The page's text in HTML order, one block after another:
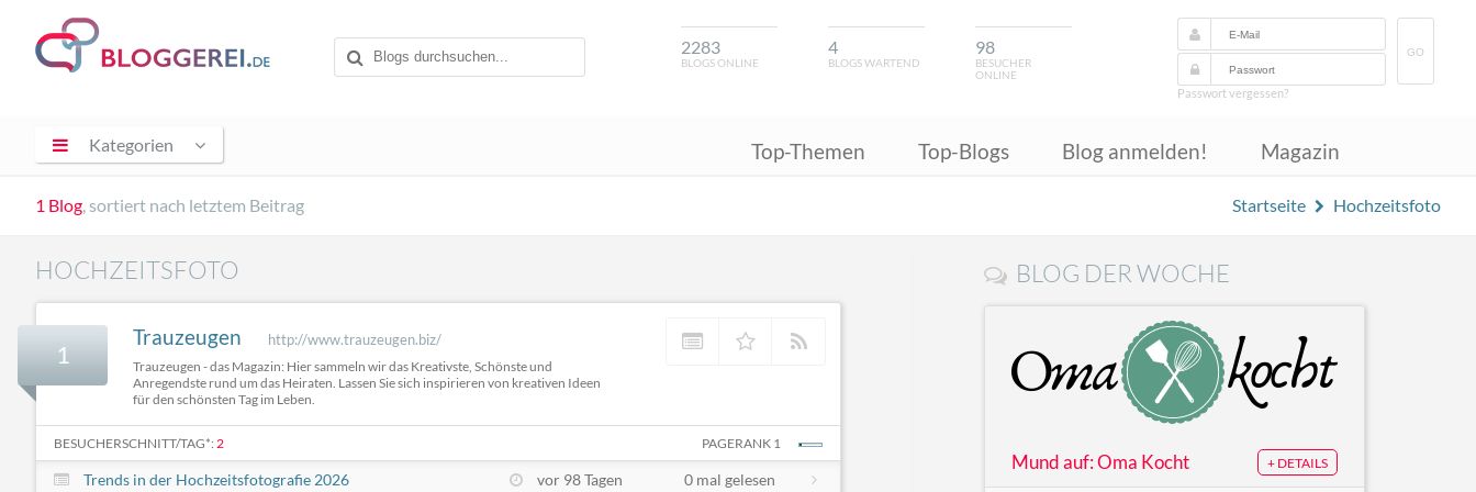
2283
BLOGS ONLINE
4
BLOGS WARTEND
98
BESUCHER
ONLINE
GO
Passwort vergessen?
Kategorien Top-Themen Top-Blogs Blog anmelden! Magazin
1 Blog, sortiert nach letztem Beitrag Startseite Hochzeitsfoto
HOCHZEITSFOTO
1
Trauzeugen http://www.trauzeugen.biz/
Trauzeugen - das Magazin: Hier sammeln wir das Kreativste, Schönste und
Anregendste rund um das Heiraten. Lassen Sie sich inspirieren von kreativen Ideen
für den schönsten Tag im Leben.
BESUCHERSCHNITT/TAG*: 2 PAGERANK 1
Trends in der Hochzeitsfotografie 2026 vor 98 Tagen
0 mal gelesen
BLOG DER WOCHE
Mund auf: Oma Kocht + DETAILS